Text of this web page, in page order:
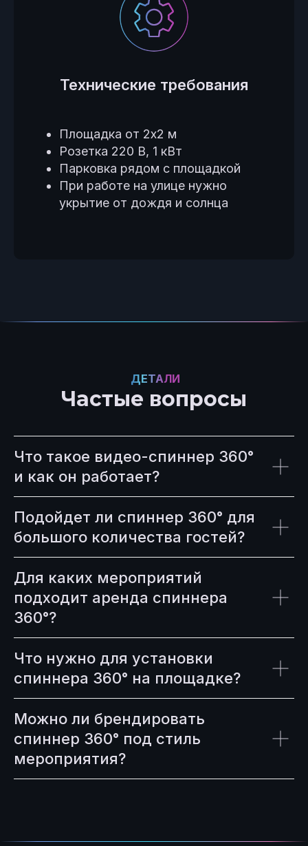
Технические требования
Площадка от 2х2 м
Розетка 220 В, 1 кВт
Парковка рядом с площадкой
При работе на улице нужно
укрытие от дождя и солнца
Частые вопросы
ДЕТАЛИ
Что такое видео-спиннер 360°
и как он работает?
Подойдет ли спиннер 360° для
большого количества гостей?
Для каких мероприятий
подходит аренда спиннера
360°?
Что нужно для установки
спиннера 360° на площадке?
Можно ли брендировать
спиннер 360° под стиль
мероприятия?